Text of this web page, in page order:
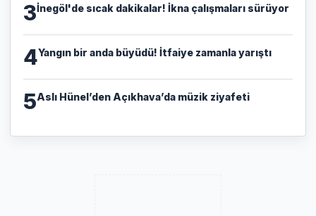
3İnegöl'de sıcak dakikalar! İkna çalışmaları sürüyor
4Yangın bir anda büyüdü! İtfaiye zamanla yarıştı
5Aslı Hünel’den Açıkhava’da müzik ziyafeti